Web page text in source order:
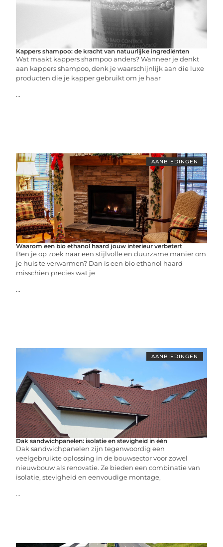
Kappers shampoo: de kracht van natuurlijke ingrediënten
Wat maakt kappers shampoo anders? Wanneer je denkt
aan kappers shampoo, denk je waarschijnlijk aan die luxe
producten die je kapper gebruikt om je haar
...
AANBIEDINGEN
Waarom een bio ethanol haard jouw interieur verbetert
Ben je op zoek naar een stijlvolle en duurzame manier om
je huis te verwarmen? Dan is een bio ethanol haard
misschien precies wat je
...
AANBIEDINGEN
Dak sandwichpanelen: isolatie en stevigheid in één
Dak sandwichpanelen zijn tegenwoordig een
veelgebruikte oplossing in de bouwsector voor zowel
nieuwbouw als renovatie. Ze bieden een combinatie van
isolatie, stevigheid en eenvoudige montage,
...